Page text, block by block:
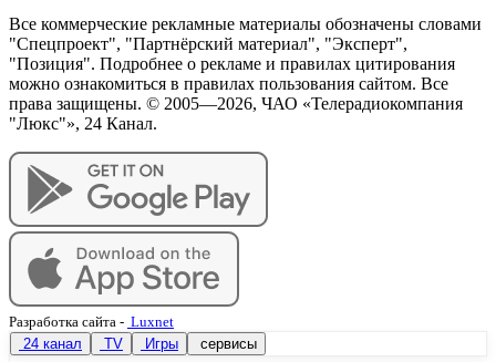
Все коммерческие рекламные материалы обозначены словами
"Спецпроект", "Партнёрский материал", "Эксперт",
"Позиция". Подробнее о рекламе и правилах цитирования
можно ознакомиться в правилах пользования сайтом. Все
права защищены. © 2005—2026, ЧАО «Телерадиокомпания
"Люкс"», 24 Канал.
Разработка сайта - Luxnet
24 канал
TV Игры сервисы